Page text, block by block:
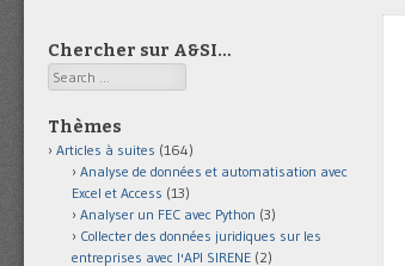
Chercher sur A&SI…
Search
Thèmes
Articles à suites (164)
Analyse de données et automatisation avec
Excel et Access (13)
Analyser un FEC avec Python (3)
Collecter des données juridiques sur les
entreprises avec l'API SIRENE (2)